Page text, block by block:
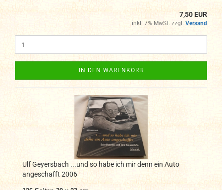
7,50 EUR
inkl. 7% MwSt. zzgl. Versand
IN DEN WARENKORB
Ulf Geyersbach ...und so habe ich mir denn ein Auto
angeschafft 2006